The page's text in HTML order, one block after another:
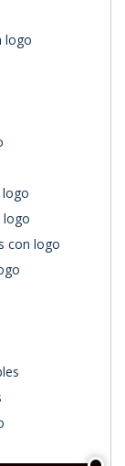
logo
logo
con logo